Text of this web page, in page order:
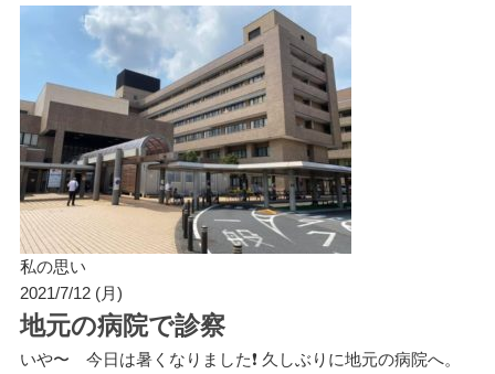
私の思い
2021/7/12 (月)
地元の病院で診察
いや〜 今日は暑くなりました❗️ 久しぶりに地元の病院へ。